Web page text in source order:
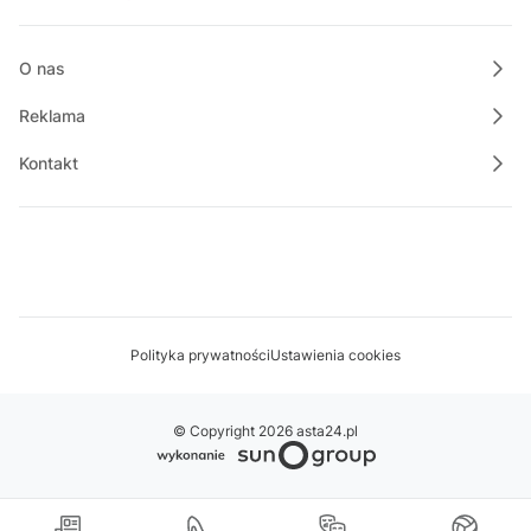
Informacje
O nas
Reklama
Kontakt
Polityka prywatnościUstawienia cookies
© Copyright 2026 asta24.pl